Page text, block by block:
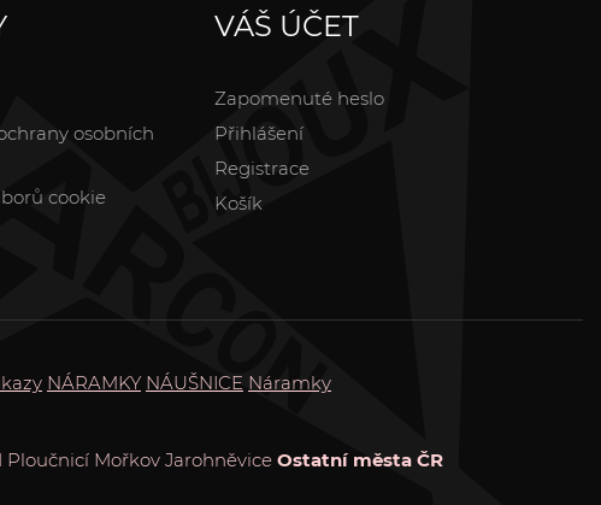
osobních
cookie
VÁŠ ÚČET
Zapomenuté heslo
Přihlášení
Registrace
Košík
NÁRAMKY NÁUŠNICE Náramky
Ploučnicí Mořkov Jarohněvice Ostatní města ČR